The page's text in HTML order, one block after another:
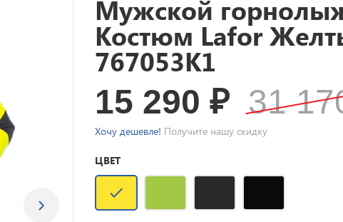
Мужской
Костюм Lafor
767053K1
15 290₽ 31
Хочу дешевле! Получите нашу скидку
ЦВЕТ